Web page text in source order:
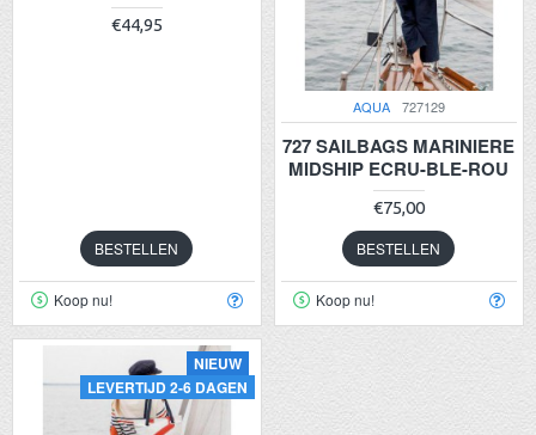
€44,95
BESTELLEN
Koop nu!
AQUA 727129
727 SAILBAGS MARINIERE
MIDSHIP ECRU-BLE-ROU
€75,00
BESTELLEN
Koop nu!
NIEUW
LEVERTIJD 2-6 DAGEN